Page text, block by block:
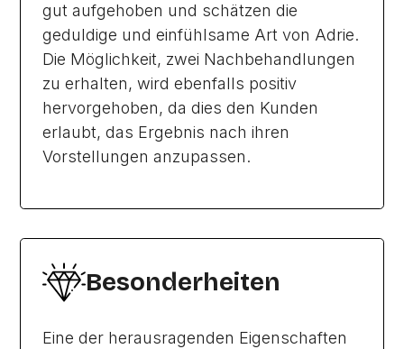
gut aufgehoben und schätzen die
geduldige und einfühlsame Art von Adrie.
Die Möglichkeit, zwei Nachbehandlungen
zu erhalten, wird ebenfalls positiv
hervorgehoben, da dies den Kunden
erlaubt, das Ergebnis nach ihren
Vorstellungen anzupassen.
Besonderheiten
Eine der herausragenden Eigenschaften